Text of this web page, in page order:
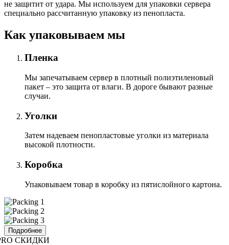
не защитит от удара. Мы используем для упаковки сервера
специально расcчитанную упаковку из пенопласта.
Как упаковываем мы
Пленка
Мы запечатываем сервер в плотный полиэтиленовый
пакет – это защита от влаги. В дороге бывают разные
случаи.
Уголки
Затем надеваем пенопластовые уголки из материала
высокой плотности.
Коробка
Упаковываем товар в коробку из пятислойного картона.
Подробнее
СКИДКИ